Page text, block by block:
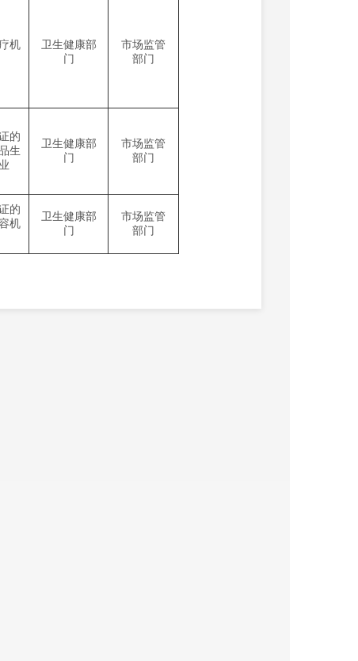
机
卫生健康部
门
市场监管
部门
的
生
卫生健康部
门
市场监管
部门
的
机
卫生健康部
门
市场监管
部门